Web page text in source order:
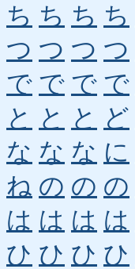
ち ち ち ち
つ つ つ つ
で で で で
と と と ど
な な な に
ね の の の
は は は は
ひ ひ ひ ひ